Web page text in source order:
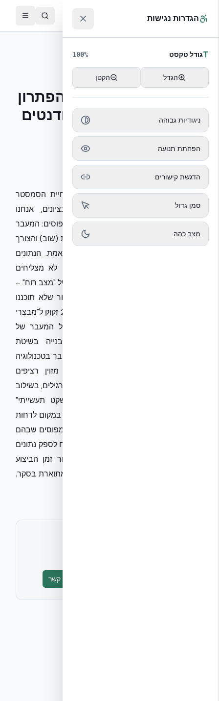
חזרה לחדר העיתונות
10/03/2026
פיץ׳: מבצרי אקדמיה: הפתרון
ההנדסי למצוקת הסטודנטים
בזמן מלחמה
הורד כ-DOCX
שלום רב, בעוד שהדיון הציבורי סביב דחיית הסמסטר
באוניברסיטאות מתמקד בלוגיסטיקה ובציונים, אנחנו
מפספסים פיל לבן שנמצא ממש בתוך הקמפוסים: המעבר
הכפוי של הסטודנטים ללמידה מרחוק מהבית (שוב) והצורך
הנואש במרחבי למידה מוגנים ושקטים באמת. הנתונים
המדאיגים שמראים כי 82% מהסטודנטים לא מצליחים
ללמוד בצל האיום האיראני, הם לא רק עניין של "מצב רוח" –
אלא תוצאה של סביבת מגורים ומבני ציבור שלא תוכננו
לאיום מתמשך. הסטודנט הישראלי של 2024 זקוק ל"מבצרי
למידה". אני מציע זווית ניתוח מקצועית על המעבר של
מוסדות האקדמיה ומתחמי המעונות לבנייה בשיטת
NUDURA ICF (תבניות יציקה מבודדות). מדובר בטכנולוגיה
שמשנה את כללי המשחק: קירות בטון מזוין רציפים
שמספקים מיגון הדף מעבר לתקני הממ"ד הרגילים, בשילוב
בידוד תרמי ואקוסטי קיצוני שמאפשר "שקט תעשייתי"
ללמידה גם כשהרחוב בחוץ רועש או מאוים. במקום לדחות
סמסטרים, הגיע הזמן לדבר על איך בונים קמפוסים שבהם
הסטודנט מרגיש בטוח פיזית ומנטלית. אשמח לספק נתונים
על מהירות הבנייה של חללים כאלו (קיצור זמן הביצוע
ב-40%) וכיצד הם נותנים מענה למצוקה המתוארת בסקר.
טופס יצירת קשר
הגדרות נגישות
Tגודל טקסט 100%
הגדל הקטן
ניגודיות גבוהה
הפחתת תנועה
הדגשת קישורים
סמן גדול
מצב כהה